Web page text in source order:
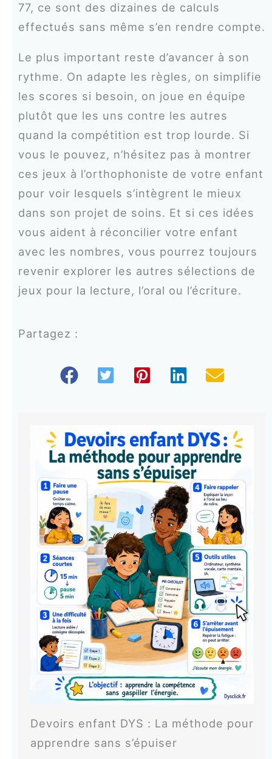
77, ce sont des dizaines de calculs
effectués sans même s’en rendre compte.
Le plus important reste d’avancer à son
rythme. On adapte les règles, on simplifie
les scores si besoin, on joue en équipe
plutôt que les uns contre les autres
quand la compétition est trop lourde. Si
vous le pouvez, n’hésitez pas à montrer
ces jeux à l’orthophoniste de votre enfant
pour voir lesquels s’intègrent le mieux
dans son projet de soins. Et si ces idées
vous aident à réconcilier votre enfant
avec les nombres, vous pourrez toujours
revenir explorer les autres sélections de
jeux pour la lecture, l’oral ou l’écriture.
Partagez :
Devoirs enfant DYS : La méthode pour
apprendre sans s’épuiser